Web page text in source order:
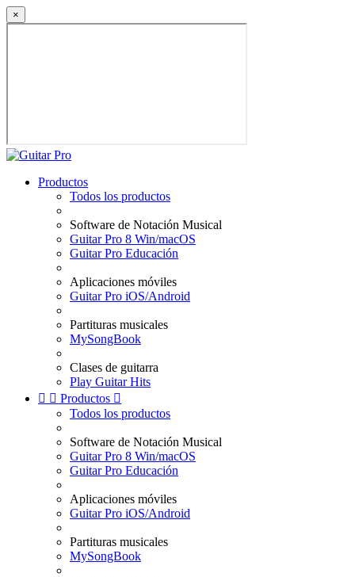
×
Productos
Todos los productos
Software de Notación Musical
Guitar Pro 8 Win/macOS
Guitar Pro Educación
Aplicaciones móviles
Guitar Pro iOS/Android
Partituras musicales
MySongBook
Clases de guitarra
Play Guitar Hits
  Productos 
Todos los productos
Software de Notación Musical
Guitar Pro 8 Win/macOS
Guitar Pro Educación
Aplicaciones móviles
Guitar Pro iOS/Android
Partituras musicales
MySongBook